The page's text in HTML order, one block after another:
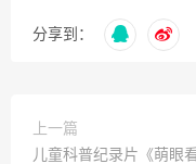
分享到：
上一篇
儿童科普纪录片《萌眼